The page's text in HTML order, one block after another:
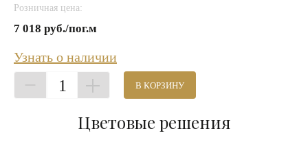
Розничная цена:
7 018 руб./пог.м
Узнать о наличии
1 В КОРЗИНУ
Цветовые решения